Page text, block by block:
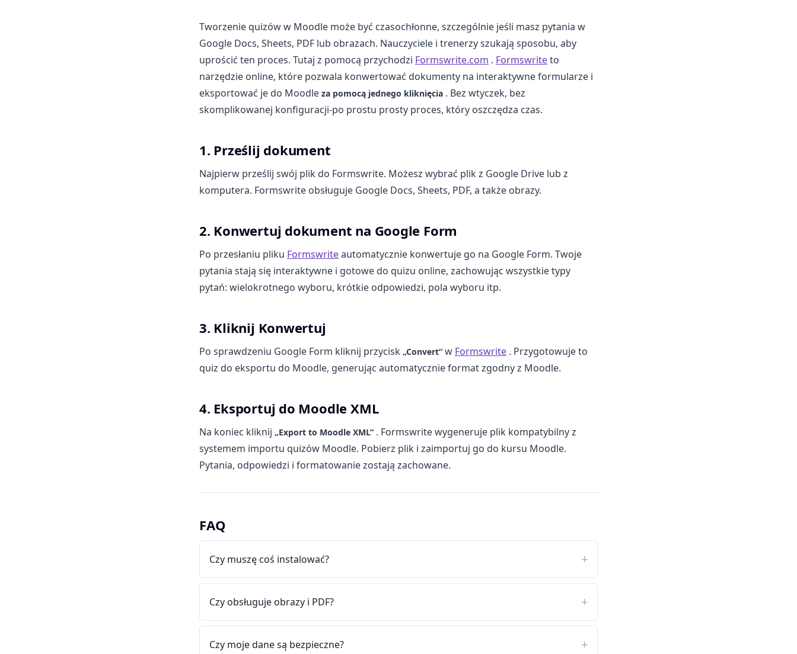
Tworzenie quizów w Moodle może być czasochłonne, szczególnie jeśli masz pytania w
Google Docs, Sheets, PDF lub obrazach. Nauczyciele i trenerzy szukają sposobu, aby
uprościć ten proces. Tutaj z pomocą przychodzi Formswrite.com . Formswriteto
narzędzie online, które pozwala konwertować dokumenty na interaktywne formularze i
eksportować je do Moodle za pomocą jednego kliknięcia . Bez wtyczek, bez
skomplikowanej konfiguracji-po prostu prosty proces, który oszczędza czas.
1. Prześlij dokument
Najpierw prześlij swój plik do Formswrite. Możesz wybrać plik z Google Drive lub z
komputera. Formswrite obsługuje Google Docs, Sheets, PDF, a także obrazy.
2. Konwertuj dokument na Google Form
Po przesłaniu pliku Formswriteautomatycznie konwertuje go na Google Form. Twoje
pytania stają się interaktywne i gotowe do quizu online, zachowując wszystkie typy
pytań: wielokrotnego wyboru, krótkie odpowiedzi, pola wyboru itp.
3. Kliknij Konwertuj
Po sprawdzeniu Google Form kliknij przycisk „Convert” w Formswrite . Przygotowuje to
quiz do eksportu do Moodle, generując automatycznie format zgodny z Moodle.
4. Eksportuj do Moodle XML
Na koniec kliknij „Export to Moodle XML” . Formswrite wygeneruje plik kompatybilny z
systemem importu quizów Moodle. Pobierz plik i zaimportuj go do kursu Moodle.
Pytania, odpowiedzi i formatowanie zostają zachowane.
FAQ
Czy muszę coś instalować?
Czy obsługuje obrazy i PDF?
Czy moje dane są bezpieczne?